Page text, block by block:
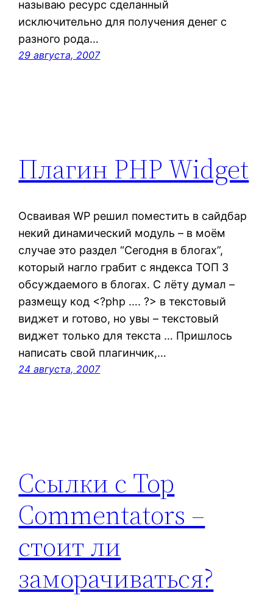
называю ресурс сделанный
исключительно для получения денег с
разного рода…
29 августа, 2007
Плагин PHP Widget
Осваивая WP решил поместить в сайдбар
некий динамический модуль – в моём
случае это раздел “Сегодня в блогах”,
который нагло грабит с яндекса ТОП 3
обсуждаемого в блогах. С лёту думал –
размещу код <?php …. ?> в текстовый
виджет и готово, но увы – текстовый
виджет только для текста … Пришлось
написать свой плагинчик,…
24 августа, 2007
Ссылки с Top
Commentators –
стоит ли
заморачиваться?